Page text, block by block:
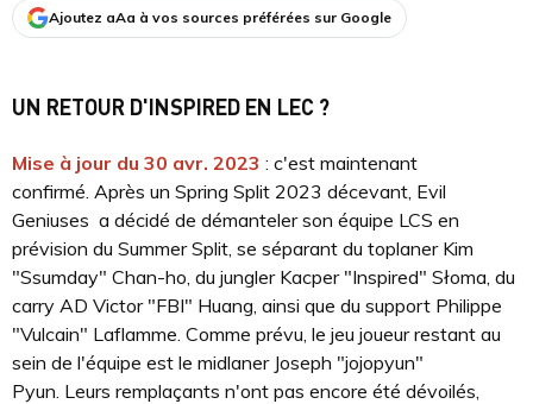
Ajoutez aAa à vos sources préférées sur Google
UN RETOUR D'INSPIRED EN LEC ?
Mise à jour du 30 avr. 2023 : c'est maintenant
confirmé. Après un Spring Split 2023 décevant, Evil
Geniuses a décidé de démanteler son équipe LCS en
prévision du Summer Split, se séparant du toplaner Kim
"Ssumday" Chan-ho, du jungler Kacper "Inspired" Słoma, du
carry AD Victor "FBI" Huang, ainsi que du support Philippe
"Vulcain" Laflamme. Comme prévu, le jeu joueur restant au
sein de l'équipe est le midlaner Joseph "jojopyun"
Pyun. Leurs remplaçants n'ont pas encore été dévoilés,